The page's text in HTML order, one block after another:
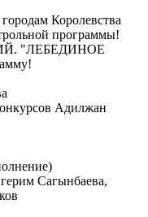
Королевства
программы!
"ЛЕБЕДИНОЕ
Адилжан
Сагынбаева,